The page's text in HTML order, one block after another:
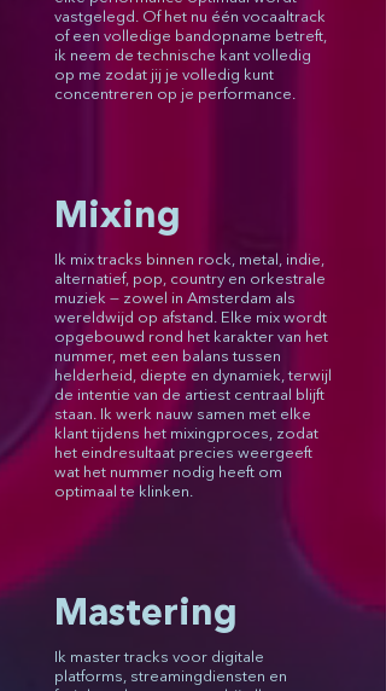
vastgelegd. Of het nu één vocaaltrack
of een volledige bandopname betreft,
ik neem de technische kant volledig
op me zodat jij je volledig kunt
concentreren op je performance.
Mixing
Ik mix tracks binnen rock, metal, indie,
alternatief, pop, country en orkestrale
muziek — zowel in Amsterdam als
wereldwijd op afstand. Elke mix wordt
opgebouwd rond het karakter van het
nummer, met een balans tussen
helderheid, diepte en dynamiek, terwijl
de intentie van de artiest centraal blijft
staan. Ik werk nauw samen met elke
klant tijdens het mixingproces, zodat
het eindresultaat precies weergeeft
wat het nummer nodig heeft om
optimaal te klinken.
Mastering
Ik master tracks voor digitale
platforms, streamingdiensten en